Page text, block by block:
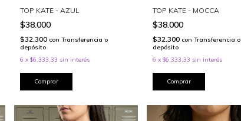
TOP KATE - AZUL
$38.000
$32.300 con Transferencia o
depósito
6 x $6.333,33 sin interés
Comprar
TOP KATE - MOCCA
$38.000
$32.300 con Transferencia o
depósito
6 x $6.333,33 sin interés
Comprar